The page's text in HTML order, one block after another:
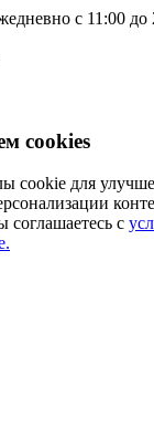
с 11:00 до
cookies
cookie для
соглашаетесь с